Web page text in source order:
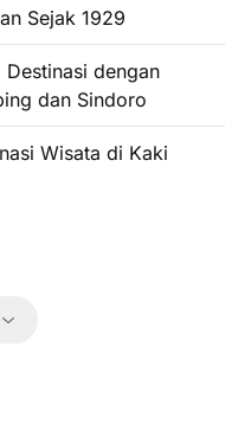
Sejak 1929
dengan
dan Sindoro
Wisata di Kaki